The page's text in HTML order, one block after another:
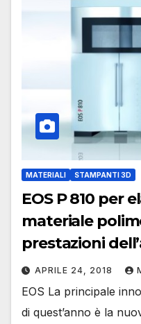
MATERIALI STAMPANTI 3D
EOS P 810 per elaborare il nuovo
materiale
prestazioni
APRILE 24, 2018
EOS La principale
di quest’anno è la